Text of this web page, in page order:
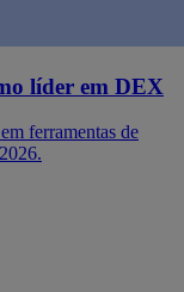
líder em DEX
ferramentas de